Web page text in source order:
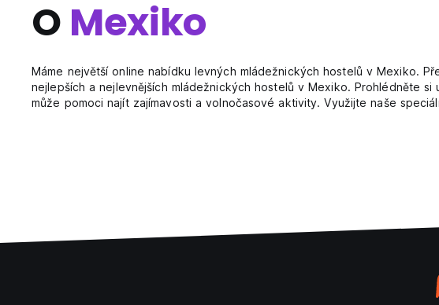
O Mexiko
Máme největší online nabídku levných mládežnických hostelů v Mexiko.
nejlepších a nejlevnějších mládežnických hostelů v Mexiko. Prohlédněte
může pomoci najít zajímavosti a volnočasové aktivity. Využijte naše